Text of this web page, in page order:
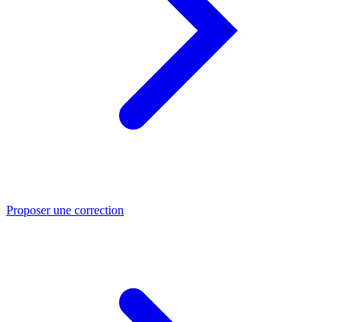
Proposer une correction